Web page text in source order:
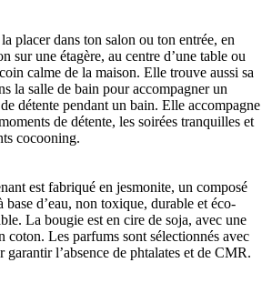
placer dans ton salon ou ton entrée, en
sur une étagère, au centre d’une table ou
calme de la maison. Elle trouve aussi sa
la salle de bain pour accompagner un
détente pendant un bain. Elle accompagne
de détente, les soirées tranquilles et
cocooning.
est fabriqué en jesmonite, un composé
base d’eau, non toxique, durable et éco-
La bougie est en cire de soja, avec une
coton. Les parfums sont sélectionnés avec
garantir l’absence de phtalates et de CMR.